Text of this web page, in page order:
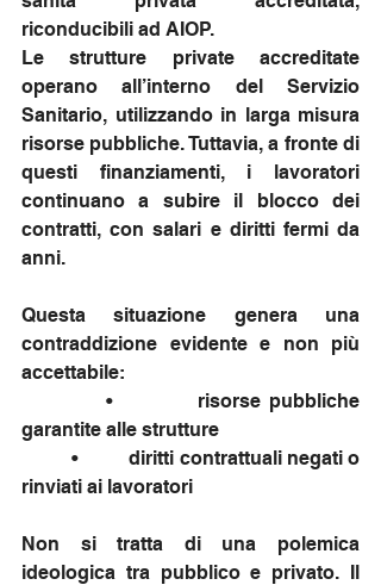
riconducibili ad AIOP.
Le strutture private accreditate
operano all’interno del Servizio
Sanitario, utilizzando in larga misura
risorse pubbliche. Tuttavia, a fronte di
questi finanziamenti, i lavoratori
continuano a subire il blocco dei
contratti, con salari e diritti fermi da
anni.
Questa situazione genera una
contraddizione evidente e non più
accettabile:
•          risorse pubbliche
garantite alle strutture
•          diritti contrattuali negati o
rinviati ai lavoratori
Non si tratta di una polemica
ideologica tra pubblico e privato. Il